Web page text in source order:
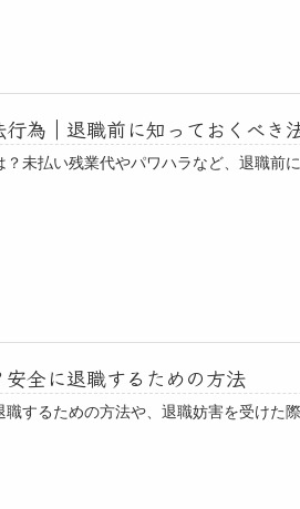
為｜退職前に知っておくべき
未払い残業代やパワハラなど、退職前
全に退職するための方法
するための方法や、退職妨害を受けた